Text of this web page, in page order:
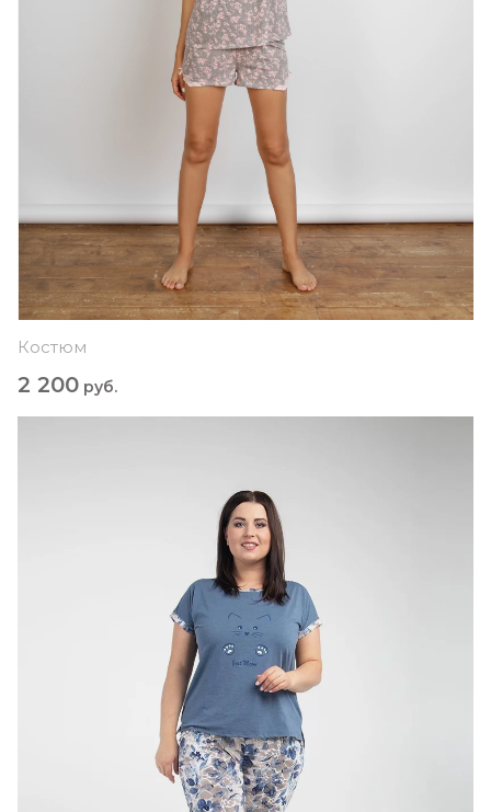
Костюм
2 200 руб.